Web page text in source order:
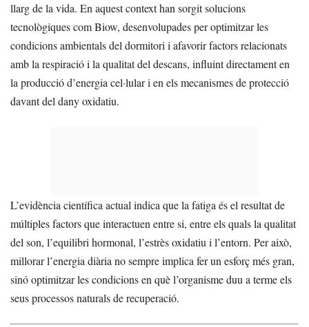
llarg de la vida. En aquest context han sorgit solucions
tecnològiques com Biow, desenvolupades per optimitzar les
condicions ambientals del dormitori i afavorir factors relacionats
amb la respiració i la qualitat del descans, influint directament en
la producció d’energia cel·lular i en els mecanismes de protecció
davant del dany oxidatiu.
L’evidència científica actual indica que la fatiga és el resultat de
múltiples factors que interactuen entre si, entre els quals la qualitat
del son, l’equilibri hormonal, l’estrès oxidatiu i l’entorn. Per això,
millorar l’energia diària no sempre implica fer un esforç més gran,
sinó optimitzar les condicions en què l’organisme duu a terme els
seus processos naturals de recuperació.